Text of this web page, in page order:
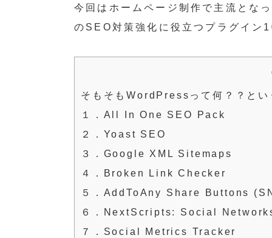
今回はホームページ制作で主流と
のSEO対策強化に役立つプラグイン
そもそもWordPressって何？？と
１．All In One SEO Pack
２．Yoast SEO
３．Google XML Sitemaps
４．Broken Link Checker
５．AddToAny Share Buttons
６．NextScripts: Social
７．Social Metrics Tracker